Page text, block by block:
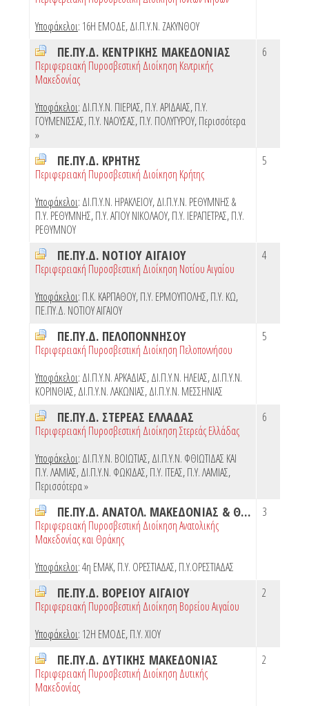
Υποφάκελοι: 16Η ΕΜΟΔΕ,ΔΙ.Π.Υ.Ν. ΖΑΚΥΝΘΟΥ
ΠΕ.ΠΥ.Δ. ΚΕΝΤΡΙΚΗΣ ΜΑΚΕΔΟΝΙΑΣ
Περιφερειακή Πυροσβεστική Διοίκηση Κεντρικής
Μακεδονίας
Υποφάκελοι: ΔΙ.Π.Υ.Ν. ΠΙΕΡΙΑΣ,Π.Υ. ΑΡΙΔΑΙΑΣ,Π.Υ.
ΓΟΥΜΕΝΙΣΣΑΣ,Π.Υ. ΝΑΟΥΣΑΣ,Π.Υ. ΠΟΛΥΓΥΡΟΥ,Περισσότερα
»
6
ΠΕ.ΠΥ.Δ. ΚΡΗΤΗΣ
Περιφερειακή Πυροσβεστική Διοίκηση Κρήτης
Υποφάκελοι: ΔΙ.Π.Υ.Ν. ΗΡΑΚΛΕΙΟΥ,ΔΙ.Π.Υ.Ν. ΡΕΘΥΜΝΗΣ &
Π.Υ. ΡΕΘΥΜΝΗΣ,Π.Υ. ΑΓΙΟΥ ΝΙΚΟΛΑΟΥ,Π.Υ. ΙΕΡΑΠΕΤΡΑΣ,Π.Υ.
ΡΕΘΥΜΝΟΥ
5
ΠΕ.ΠΥ.Δ. ΝΟΤΙΟΥ ΑΙΓΑΙΟΥ
Περιφερειακή Πυροσβεστική Διοίκηση Νοτίου Αιγαίου
Υποφάκελοι: Π.Κ. ΚΑΡΠΑΘΟΥ,Π.Υ. ΕΡΜΟΥΠΟΛΗΣ,Π.Υ. ΚΩ,
ΠΕ.ΠΥ.Δ. ΝΟΤΙΟΥ ΑΙΓΑΙΟΥ
4
ΠΕ.ΠΥ.Δ. ΠΕΛΟΠΟΝΝΗΣΟΥ
Περιφερειακή Πυροσβεστική Διοίκηση Πελοποννήσου
Υποφάκελοι: ΔΙ.Π.Υ.Ν. ΑΡΚΑΔΙΑΣ,ΔΙ.Π.Υ.Ν. ΗΛΕΙΑΣ,ΔΙ.Π.Υ.Ν.
ΚΟΡΙΝΘΙΑΣ,ΔΙ.Π.Υ.Ν. ΛΑΚΩΝΙΑΣ,ΔΙ.Π.Υ.Ν. ΜΕΣΣΗΝΙΑΣ
5
ΠΕ.ΠΥ.Δ. ΣΤΕΡΕΑΣ ΕΛΛΑΔΑΣ
Περιφερειακή Πυροσβεστική Διοίκηση Στερεάς Ελλάδας
Υποφάκελοι: ΔΙ.Π.Υ.Ν. ΒΟΙΩΤΙΑΣ,ΔΙ.Π.Υ.Ν. ΦΘΙΩΤΙΔΑΣ ΚΑΙ
Π.Υ. ΛΑΜΙΑΣ,ΔΙ.Π.Υ.Ν. ΦΩΚΙΔΑΣ,Π.Υ. ΙΤΕΑΣ,Π.Υ. ΛΑΜΙΑΣ,
Περισσότερα »
6
ΠΕ.ΠΥ.Δ. ΑΝΑΤΟΛ. ΜΑΚΕΔΟΝΙΑΣ & ΘΡΑΚΗΣ
Περιφερειακή Πυροσβεστική Διοίκηση Ανατολικής
Μακεδονίας και Θράκης
Υποφάκελοι:4η ΕΜΑΚ,Π.Υ. ΟΡΕΣΤΙΑΔΑΣ,Π.Υ.ΟΡΕΣΤΙΑΔΑΣ
3
ΠΕ.ΠΥ.Δ. ΒΟΡΕΙΟΥ ΑΙΓΑΙΟΥ
Περιφερειακή Πυροσβεστική Διοίκηση Βορείου Αιγαίου
Υποφάκελοι: 12Η ΕΜΟΔΕ,Π.Υ. ΧΙΟΥ
2
ΠΕ.ΠΥ.Δ. ΔΥΤΙΚΗΣ ΜΑΚΕΔΟΝΙΑΣ
Περιφερειακή Πυροσβεστική Διοίκηση Δυτικής
Μακεδονίας
2